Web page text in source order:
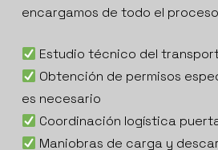
encargamos de todo el
Estudio técnico del
Obtención de permisos
es necesario
Coordinación logística
Maniobras de carga y